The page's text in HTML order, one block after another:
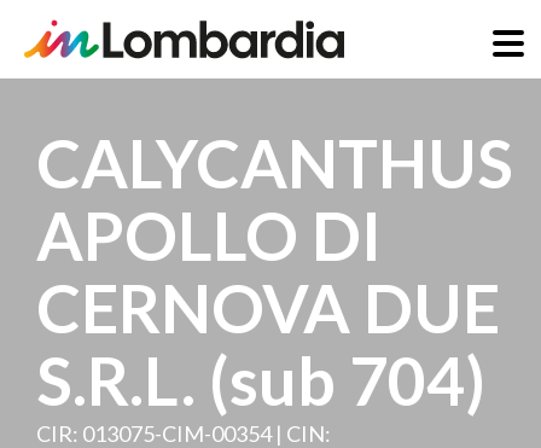
contenuto
principale
CALYCANTHUS
APOLLO DI
CERNOVA DUE
S.R.L. (sub 704)
CIR: 013075-CIM-00354 | CIN: